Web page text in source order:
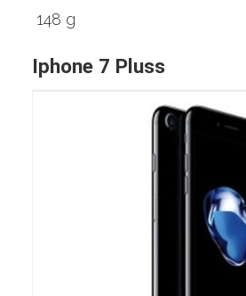
148 g
Iphone 7 Pluss